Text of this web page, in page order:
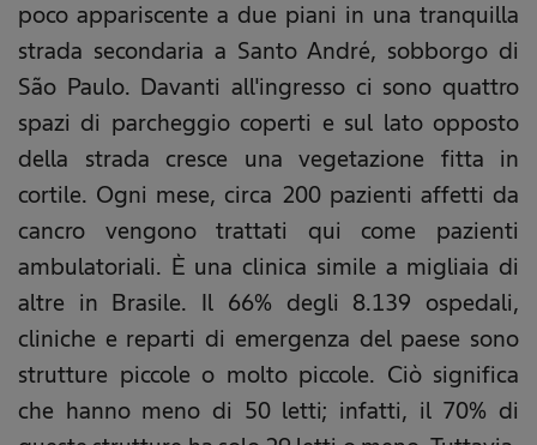
poco appariscente a due piani in una tranquilla
strada secondaria a Santo André, sobborgo di
São Paulo. Davanti all'ingresso ci sono quattro
spazi di parcheggio coperti e sul lato opposto
della strada cresce una vegetazione fitta in
cortile. Ogni mese, circa 200 pazienti affetti da
cancro vengono trattati qui come pazienti
ambulatoriali. È una clinica simile a migliaia di
altre in Brasile. Il 66% degli 8.139 ospedali,
cliniche e reparti di emergenza del paese sono
strutture piccole o molto piccole. Ciò significa
che hanno meno di 50 letti; infatti, il 70% di